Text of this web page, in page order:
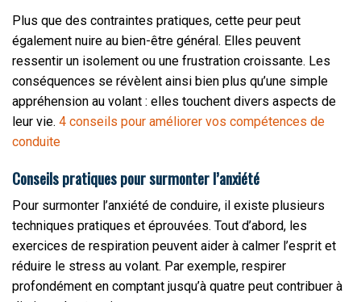
Plus que des contraintes pratiques, cette peur peut
également nuire au bien-être général. Elles peuvent
ressentir un isolement ou une frustration croissante. Les
conséquences se révèlent ainsi bien plus qu’une simple
appréhension au volant : elles touchent divers aspects de
leur vie. 4 conseils pour améliorer vos compétences de
conduite
Conseils pratiques pour surmonter l’anxiété
Pour surmonter l’anxiété de conduire, il existe plusieurs
techniques pratiques et éprouvées. Tout d’abord, les
exercices de respiration peuvent aider à calmer l’esprit et
réduire le stress au volant. Par exemple, respirer
profondément en comptant jusqu’à quatre peut contribuer à